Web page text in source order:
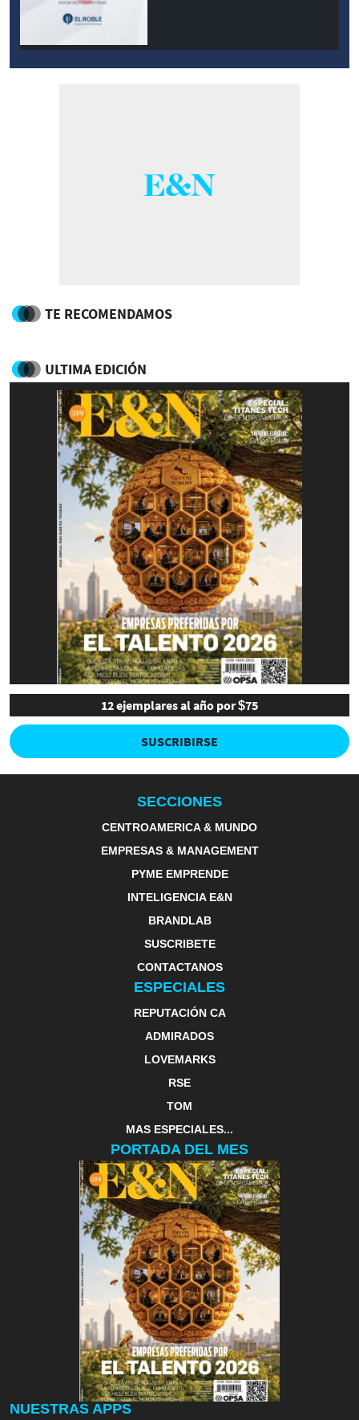
TE RECOMENDAMOS
ULTIMA EDICIÓN
12 ejemplares al año por $75
SUSCRIBIRSE
SECCIONES
CENTROAMERICA & MUNDO
EMPRESAS & MANAGEMENT
PYME EMPRENDE
INTELIGENCIA E&N
BRANDLAB
SUSCRIBETE
CONTACTANOS
ESPECIALES
REPUTACIÓN CA
ADMIRADOS
LOVEMARKS
RSE
TOM
MAS ESPECIALES...
PORTADA DEL MES
NUESTRAS APPS